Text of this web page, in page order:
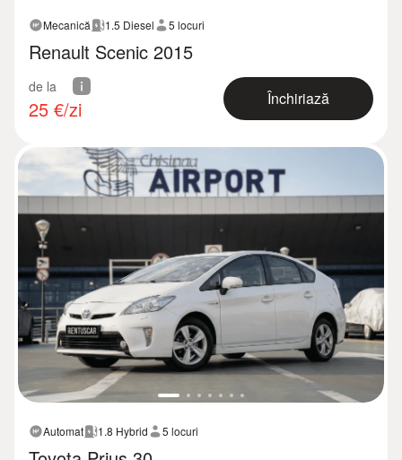
Mecanică 1.5 Diesel 5 locuri
Renault Scenic 2015
de la
25 €/zi Închiriază
Automat 1.8 Hybrid 5 locuri